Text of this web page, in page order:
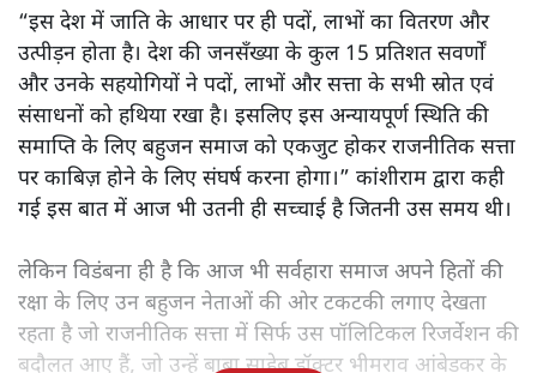
“इस देश में जाति के आधार पर ही पदों, लाभों का वितरण और
उत्पीड़न होता है। देश की जनसँख्या के कुल 15 प्रतिशत सवर्णों
और उनके सहयोगियों ने पदों, लाभों और सत्ता के सभी स्रोत एवं
संसाधनों को हथिया रखा है। इसलिए इस अन्यायपूर्ण स्थिति की
समाप्ति के लिए बहुजन समाज को एकजुट होकर राजनीतिक सत्ता
पर काबिज़ होने के लिए संघर्ष करना होगा।” कांशीराम द्वारा कही
गई इस बात में आज भी उतनी ही सच्चाई है जितनी उस समय थी।
लेकिन विडंबना ही है कि आज भी सर्वहारा समाज अपने हितों की
रक्षा के लिए उन बहुजन नेताओं की ओर टकटकी लगाए देखता
रहता है जो राजनीतिक सत्ता में सिर्फ उस पॉलिटिकल रिजर्वेशन की
बदौलत आए हैं, जो उन्हें बाबा साहेब डॉक्टर भीमराव आंबेडकर के